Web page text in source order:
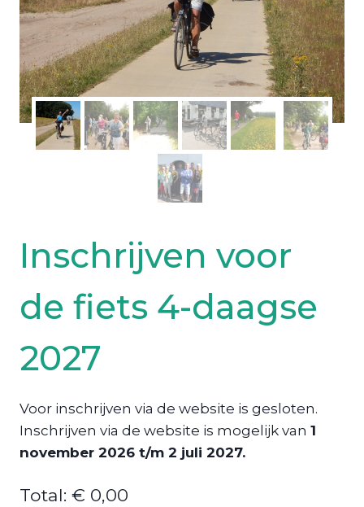
Inschrijven voor
de fiets 4-daagse
2027
Voor inschrijven via de website is gesloten.
Inschrijven via de website is mogelijk van 1
november 2026 t/m 2 juli 2027.
Total: € 0,00